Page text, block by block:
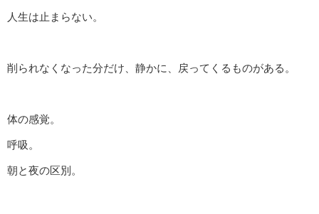
人生は止まらない。
削られなくなった分だけ、静かに、戻ってくるものがある。
体の感覚。
呼吸。
朝と夜の区別。